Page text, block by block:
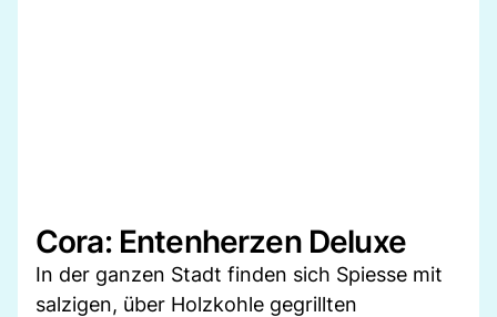
Cora: Entenherzen Deluxe
In der ganzen Stadt finden sich Spiesse mit
salzigen, über Holzkohle gegrillten